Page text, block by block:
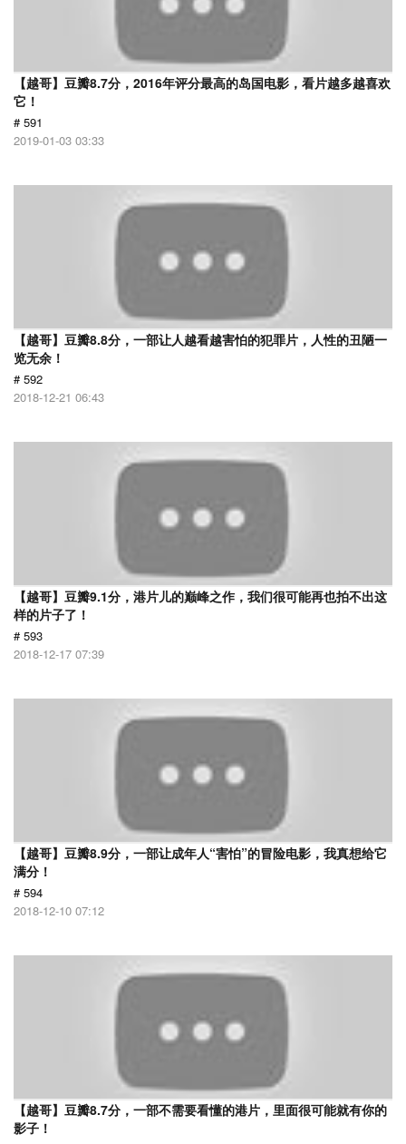
【越哥】豆瓣8.7分，2016年评分最高的岛国电影，看片越多越喜欢
它！
# 591
2019-01-03 03:33
【越哥】豆瓣8.8分，一部让人越看越害怕的犯罪片，人性的丑陋一
览无余！
# 592
2018-12-21 06:43
【越哥】豆瓣9.1分，港片儿的巅峰之作，我们很可能再也拍不出这
样的片子了！
# 593
2018-12-17 07:39
【越哥】豆瓣8.9分，一部让成年人“害怕”的冒险电影，我真想给它
满分！
# 594
2018-12-10 07:12
【越哥】豆瓣8.7分，一部不需要看懂的港片，里面很可能就有你的
影子！